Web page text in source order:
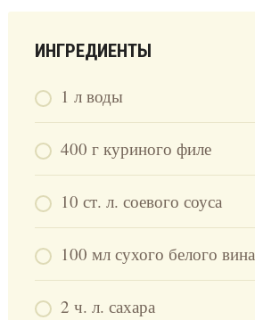
ИНГРЕДИЕНТЫ
1 л воды
400 г куриного филе
10 ст. л. соевого соуса
100 мл сухого белого вина
2 ч. л. сахара